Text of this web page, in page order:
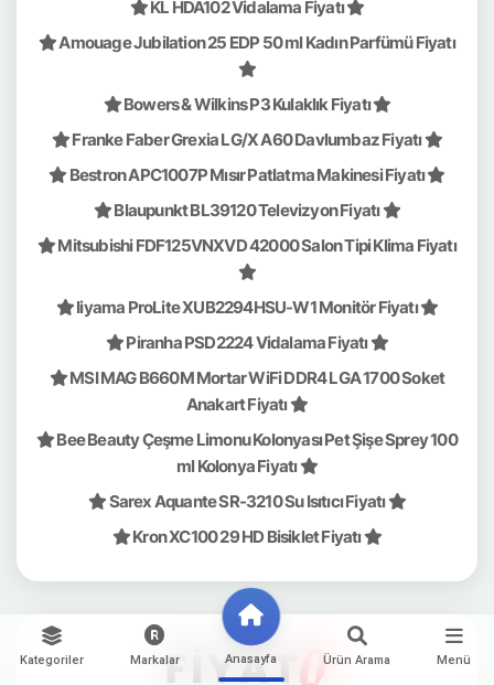
Kategoriler Markalar Anasayfa Ürün Arama Menü
KL HDA102 Vidalama Fiyatı
Amouage Jubilation 25 EDP 50 ml Kadın Parfümü Fiyatı
Bowers & Wilkins P3 Kulaklık Fiyatı
Franke Faber Grexia LG/X A60 Davlumbaz Fiyatı
Bestron APC1007P Mısır Patlatma Makinesi Fiyatı
Blaupunkt BL39120 Televizyon Fiyatı
Mitsubishi FDF125VNXVD 42000 Salon Tipi Klima Fiyatı
Iiyama ProLite XUB2294HSU-W1 Monitör Fiyatı
Piranha PSD2224 Vidalama Fiyatı
MSI MAG B660M Mortar WiFi DDR4 LGA 1700 Soket
Anakart Fiyatı
Bee Beauty Çeşme Limonu Kolonyası Pet Şişe Sprey 100
ml Kolonya Fiyatı
Sarex Aquante SR-3210 Su Isıtıcı Fiyatı
Kron XC100 29 HD Bisiklet Fiyatı